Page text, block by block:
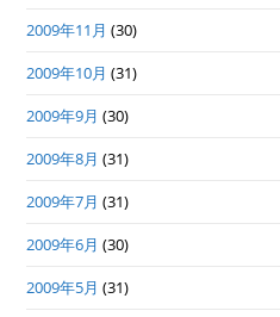
2009年11月 (30)
2009年10月 (31)
2009年9月 (30)
2009年8月 (31)
2009年7月 (31)
2009年6月 (30)
2009年5月 (31)